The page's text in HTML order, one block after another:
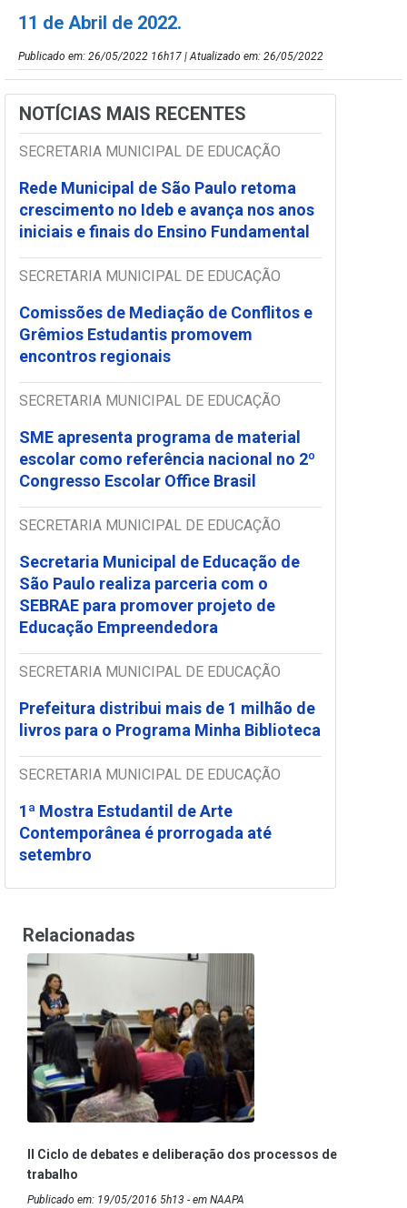
11 de Abril de 2022.
Publicado em: 26/05/2022 16h17 | Atualizado em: 26/05/2022
NOTÍCIAS MAIS RECENTES
SECRETARIA MUNICIPAL DE EDUCAÇÃO
Rede Municipal de São Paulo retoma
crescimento no Ideb e avança nos anos
iniciais e finais do Ensino Fundamental
SECRETARIA MUNICIPAL DE EDUCAÇÃO
Comissões de Mediação de Conflitos e
Grêmios Estudantis promovem
encontros regionais
SECRETARIA MUNICIPAL DE EDUCAÇÃO
SME apresenta programa de material
escolar como referência nacional no 2º
Congresso Escolar Office Brasil
SECRETARIA MUNICIPAL DE EDUCAÇÃO
Secretaria Municipal de Educação de
São Paulo realiza parceria com o
SEBRAE para promover projeto de
Educação Empreendedora
SECRETARIA MUNICIPAL DE EDUCAÇÃO
Prefeitura distribui mais de 1 milhão de
livros para o Programa Minha Biblioteca
SECRETARIA MUNICIPAL DE EDUCAÇÃO
1ª Mostra Estudantil de Arte
Contemporânea é prorrogada até
setembro
Relacionadas
II Ciclo de debates e deliberação dos processos de
trabalho
Publicado em: 19/05/2016 5h13 - em NAAPA